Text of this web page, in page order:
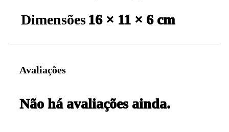
Dimensões16 × 11 × 6 cm
Avaliações
Não há avaliações ainda.